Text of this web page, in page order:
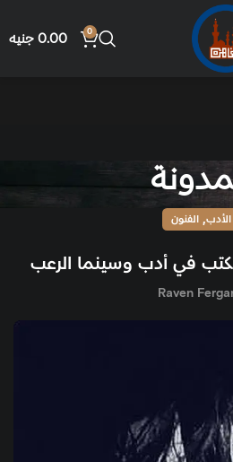
0
0.00 جنيه
الأدب,الفنون
في أدب وسينما الرعب
Raven